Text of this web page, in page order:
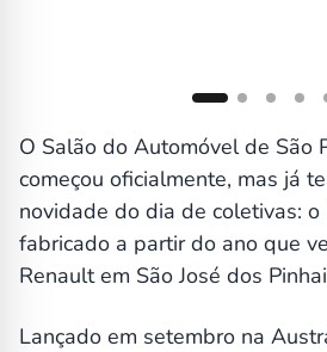
O Salão do Automóvel de São
começou oficialmente, mas já
novidade do dia de coletivas: o
fabricado a partir do ano que
Renault em São José dos
Lançado em setembro na